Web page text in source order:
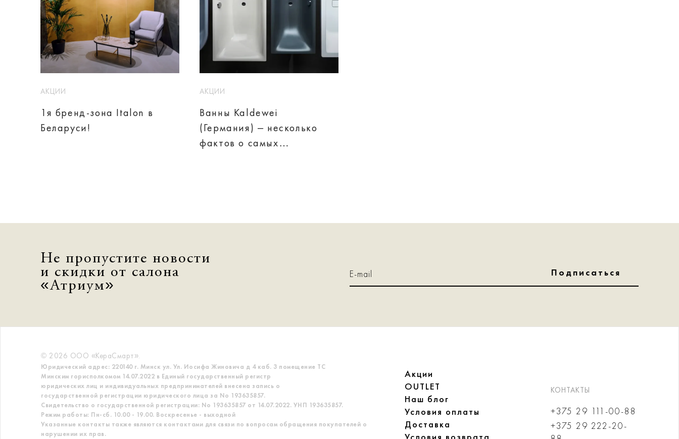
АКЦИИ
1я бренд-зона Italon в
Беларуси!
АКЦИИ
Ванны Kaldewei
(Германия) – несколько
фактов о самых
Не пропустите новости
и скидки от салона
«Атриум»
Подписаться
© 2026 ООО «КераСмарт».
Юридический адрес: 220140 г. Минск ул. Ул. Иосифа Жиновича д 4 каб. 3 помещение ТС
Минским горисполкомом 14.07.2022 в Единый государственный регистр
юридических лиц и индивидуальных предпринимателей внесена запись о
государственной регистрации юридического лица за No 193635857.
Свидетельство о государственной регистрации: No 193635857 от 14.07.2022. УНП 193635857.
Режим работы: Пн-сб. 10.00 - 19.00. Воскресенье - выходной
Указанные контакты также являются контактами для связи по вопросам обращения покупателей о
нарушении их прав.
Акции
OUTLET
Наш блог
Условия оплаты
Доставка
КОНТАКТЫ
+375 29 111-00-88
+375 29 222-20-